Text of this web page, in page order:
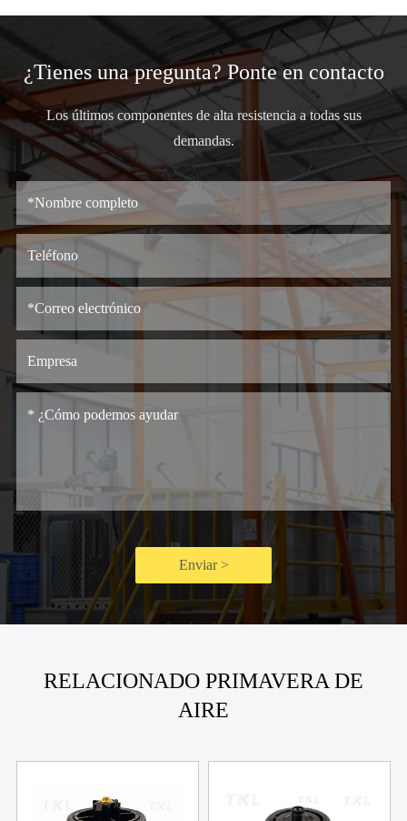
¿Tienes una pregunta? Ponte en contacto
Los últimos componentes de alta resistencia a todas sus
demandas.
Enviar >
RELACIONADO PRIMAVERA DE
AIRE